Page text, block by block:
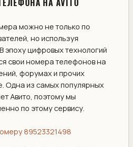
НА AVITO
можно не только по
но используя
цифровых технологий
свои номера телефонов на
форумах и прочих
Одна из самых популярных
Авито, поэтому мы
по этому сервису.
89523321498